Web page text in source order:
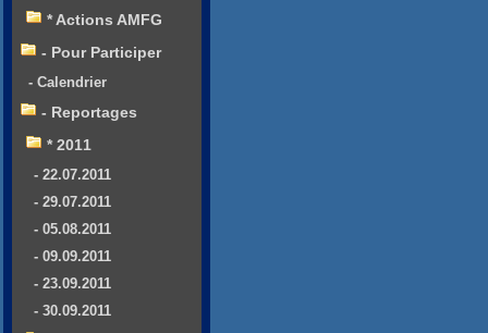
* Actions AMFG
- Pour Participer
- Calendrier
- Reportages
* 2011
- 22.07.2011
- 29.07.2011
- 05.08.2011
- 09.09.2011
- 23.09.2011
- 30.09.2011